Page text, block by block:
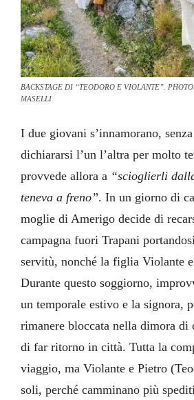
BACKSTAGE DI “TEODORO E VIOLANTE”.
MASELLI
I due giovani s’innamorano,
dichiararsi l’un l’altra per molto
provvede allora a “scioglierli
teneva a freno”. In un giorno di
moglie di Amerigo decide di
campagna fuori Trapani
servitù, nonché la figlia Violante
Durante questo soggiorno,
un temporale estivo e la signora,
rimanere bloccata nella dimora di
di far ritorno in città. Tutta la
viaggio, ma Violante e Pietro
soli, perché camminano più